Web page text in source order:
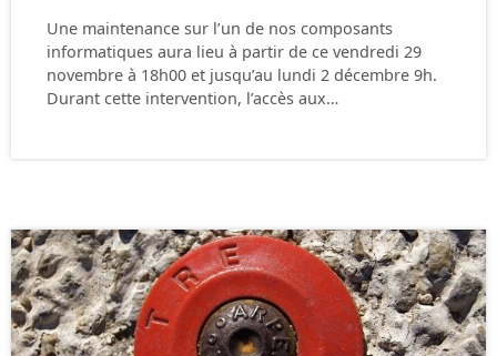
Une maintenance sur l’un de nos composants
informatiques aura lieu à partir de ce vendredi 29
novembre à 18h00 et jusqu’au lundi 2 décembre 9h.
Durant cette intervention, l’accès aux…